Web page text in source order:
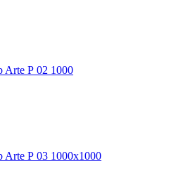
Arte Р 02 1000
Arte Р 03 1000х1000